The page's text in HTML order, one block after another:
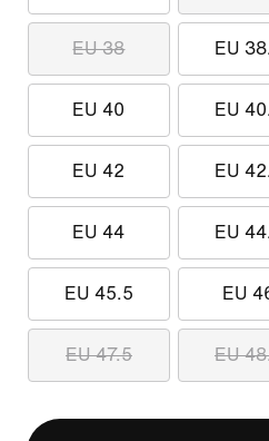
EU 38 EU
EU 40 EU
EU 42 EU
EU 44 EU
EU 45.5 EU
EU 47.5 EU